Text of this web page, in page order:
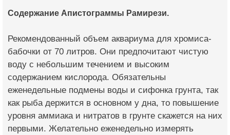
Содержание Апистограммы Рамирези.
Рекомендованный объем аквариума для хромиса-
бабочки от 70 литров. Они предпочитают чистую
воду с небольшим течением и высоким
содержанием кислорода. Обязательны
еженедельные подмены воды и сифонка грунта, так
как рыба держится в основном у дна, то повышение
уровня аммиака и нитратов в грунте скажется на них
первыми. Желательно еженедельно измерять